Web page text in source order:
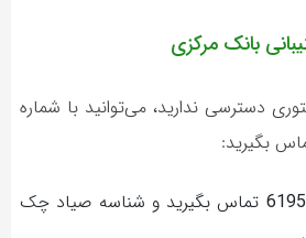
دسترسی ندارید، می‌توانید با شماره
بگیرید:
تماس بگیرید و شناسه صیاد چک